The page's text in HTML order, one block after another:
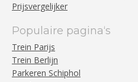
Prijsvergelijker
Populaire pagina‘s
Trein Parijs
Trein Berlijn
Parkeren Schiphol